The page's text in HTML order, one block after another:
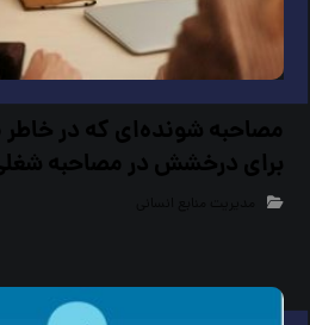
مصاحبه شونده‌ای که در
برای درخشش در مصاحبه